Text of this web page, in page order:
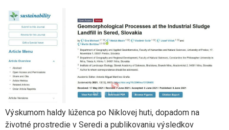
Výskumom haldy lúženca po Niklovej huti, dopadom na
životné prostredie v Seredi a publikovaniu výsledkov